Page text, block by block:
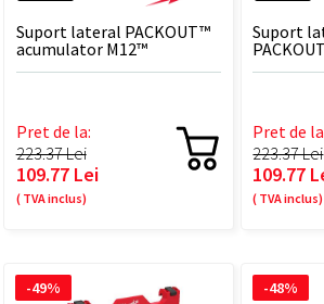
Suport lateral PACKOUT™
acumulator M12™
Pret de la:
223.37 Lei
109.77 Lei
( TVA inclus)
Suport
Pret de
223.37 Lei
109.77
( TVA inclus)
-49% -48%